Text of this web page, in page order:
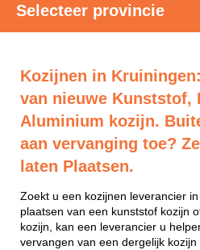
Selecteer provincie
Kozijnen in
van nieuwe Kunststof,
Aluminium kozijn.
aan vervanging toe?
laten Plaatsen.
Zoekt u een kozijnen leverancier
plaatsen van een kunststof kozijn
kozijn, kan een leverancier u
vervangen van een dergelijk kozijn